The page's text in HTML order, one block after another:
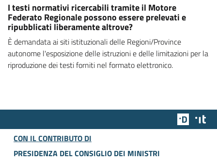
I testi normativi ricercabili tramite il Motore
Federato Regionale possono essere prelevati e
ripubblicati liberamente altrove?
È demandata ai siti istituzionali delle Regioni/Province
autonome l'esposizione delle istruzioni e delle limitazioni per la
riproduzione dei testi forniti nel formato elettronico.
Team
CON IL CONTRIBUTO DI
PRESIDENZA DEL CONSIGLIO DEI MINISTRI